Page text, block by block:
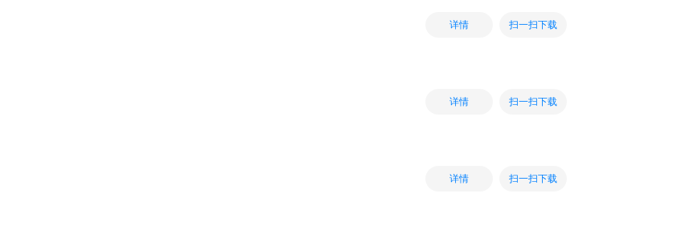
详情 扫一扫下载
详情 扫一扫下载
详情 扫一扫下载